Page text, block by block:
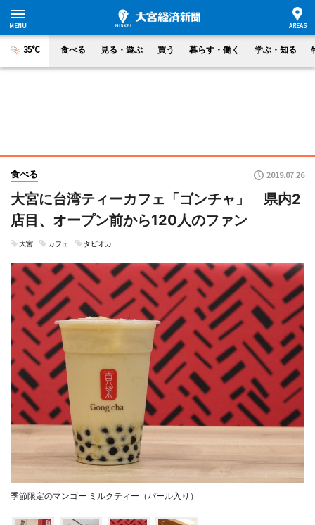
35°C 食べる 見る・遊ぶ 買う 暮らす・働く 学ぶ・知る
食べる 2019.07.26
大宮に台湾ティーカフェ「ゴンチャ」 県内2
店目、オープン前から120人のファン
大宮 カフェ タピオカ
季節限定のマンゴー ミルクティー（パール入り）